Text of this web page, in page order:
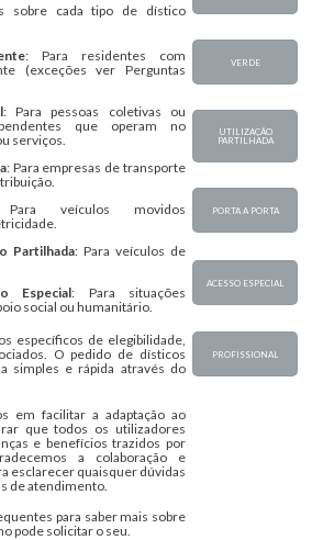
sobre cada tipo de dístico
: Para residentes com
(exceções ver Perguntas
: Para pessoas coletivas ou
que operam no
serviços.
: Para empresas de transporte
veículos movidos
Partilhada: Para veículos de
Especial: Para situações
social ou humanitário.
específicos de elegibilidade,
O pedido de dísticos
simples e rápida através do
em facilitar a adaptação ao
que todos os utilizadores
e benefícios trazidos por
a colaboração e
esclarecer quaisquer dúvidas
de atendimento.
para saber mais sobre
pode solicitar o seu.
VERDE
UTILIZAÇÃO
PARTILHADA
PORTA A PORTA
ACESSO ESPECIAL
PROFISSIONAL